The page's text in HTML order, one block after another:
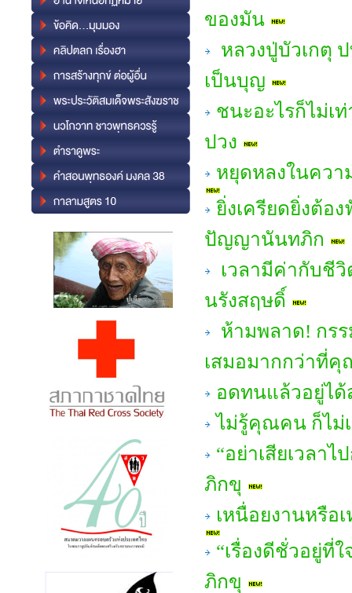
ของมัน
หลวงปู่บัวเกตุ
เป็นบุญ
ชนะอะไรก็ไม่เ
ปวง
หยุดหลงในควา
ยิ่งเครียดยิ่งต้อ
ปัญญานันทภิก
เวลามีค่ากับชี
นรังสฤษดิ์
ห้ามพลาด! กร
เสมอมากกว่าที่
อดทนแล้วอยู่ไ
ไม่รู้คุณคน ก็ไม่
“อย่าเสียเวลา
ภิกขุ
เหนื่อยงานหรือ
“เรื่องดีชั่วอยู่ที่
ภิกขุ